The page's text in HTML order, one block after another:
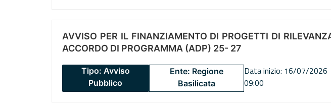
AVVISO PER IL FINANZIAMENTO DI PROGETTI DI
ACCORDO DI PROGRAMMA (ADP) 25- 27
Tipo: Avviso
Pubblico
Ente: Regione
Basilicata
Data inizio: 16/07/2026
09:00